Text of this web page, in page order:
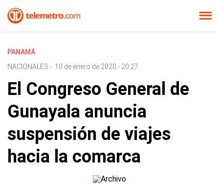
PANAMÁ
NACIONALES - 10 de enero de 2020 - 20:27
El Congreso General de
Gunayala anuncia
suspensión de viajes
hacia la comarca